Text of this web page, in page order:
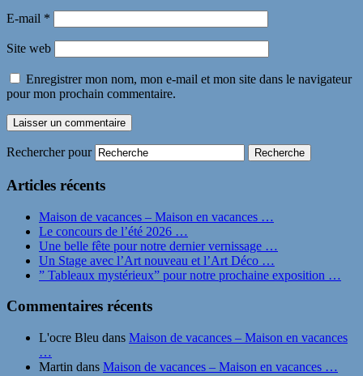
E-mail *
Site web
Enregistrer mon nom, mon e-mail et mon site dans le navigateur
pour mon prochain commentaire.
Rechercher pour
Articles récents
Maison de vacances – Maison en vacances …
Le concours de l’été 2026 …
Une belle fête pour notre dernier vernissage …
Un Stage avec l’Art nouveau et l’Art Déco …
” Tableaux mystérieux” pour notre prochaine exposition …
Commentaires récents
L'ocre Bleu dans Maison de vacances – Maison en vacances
…
Martin dans Maison de vacances – Maison en vacances …